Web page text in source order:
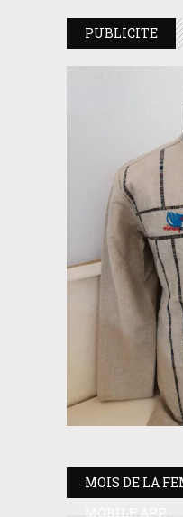
PUBLICITE
MOIS DE LA
MOBILE APP